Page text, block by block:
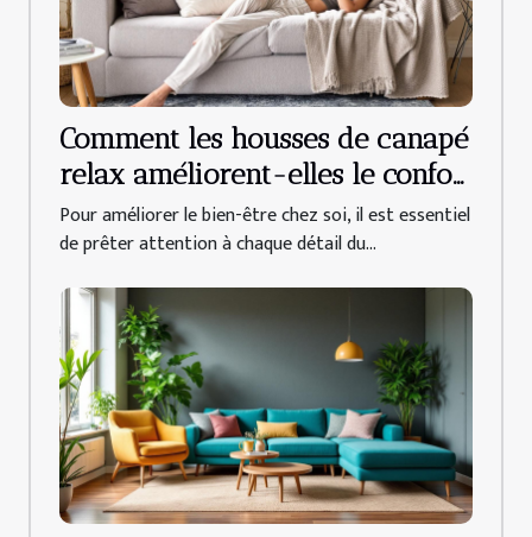
Comment les housses de canapé
relax améliorent-elles le confort
quotidien ?
Pour améliorer le bien-être chez soi, il est essentiel
de prêter attention à chaque détail du...